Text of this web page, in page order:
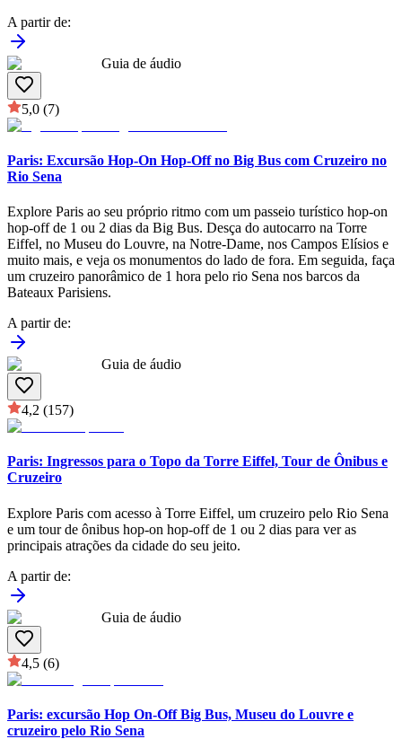
A partir de:
Guia de áudio
5,0 (7)
Paris: Excursão Hop-On Hop-Off no Big Bus com Cruzeiro no
Rio Sena
Explore Paris ao seu próprio ritmo com um passeio turístico hop-on
hop-off de 1 ou 2 dias da Big Bus. Desça do autocarro na Torre
Eiffel, no Museu do Louvre, na Notre-Dame, nos Campos Elísios e
muito mais, e veja os monumentos do lado de fora. Em seguida, faça
um cruzeiro panorâmico de 1 hora pelo rio Sena nos barcos da
Bateaux Parisiens.
A partir de:
Guia de áudio
4,2 (157)
Paris: Ingressos para o Topo da Torre Eiffel, Tour de Ônibus e
Cruzeiro
Explore Paris com acesso à Torre Eiffel, um cruzeiro pelo Rio Sena
e um tour de ônibus hop-on hop-off de 1 ou 2 dias para ver as
principais atrações da cidade do seu jeito.
A partir de:
Guia de áudio
4,5 (6)
Paris: excursão Hop On-Off Big Bus, Museu do Louvre e
cruzeiro pelo Rio Sena